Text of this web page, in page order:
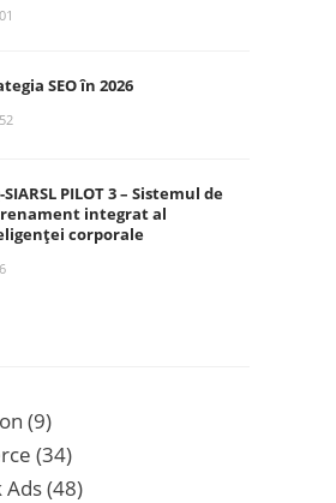
SEO în 2026
SIARSL PILOT 3 – Sistemul de
integrat al
corporale
(9)
(34)
Ads(48)